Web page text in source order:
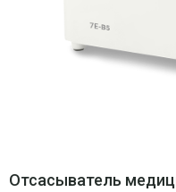
Отсасыватель